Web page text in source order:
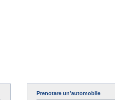
Prenotare un’automobile